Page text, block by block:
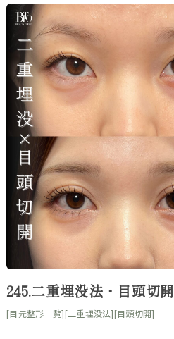
245.二重埋没法・目頭切開
[目元整形一覧][二重埋没法][目頭切開]